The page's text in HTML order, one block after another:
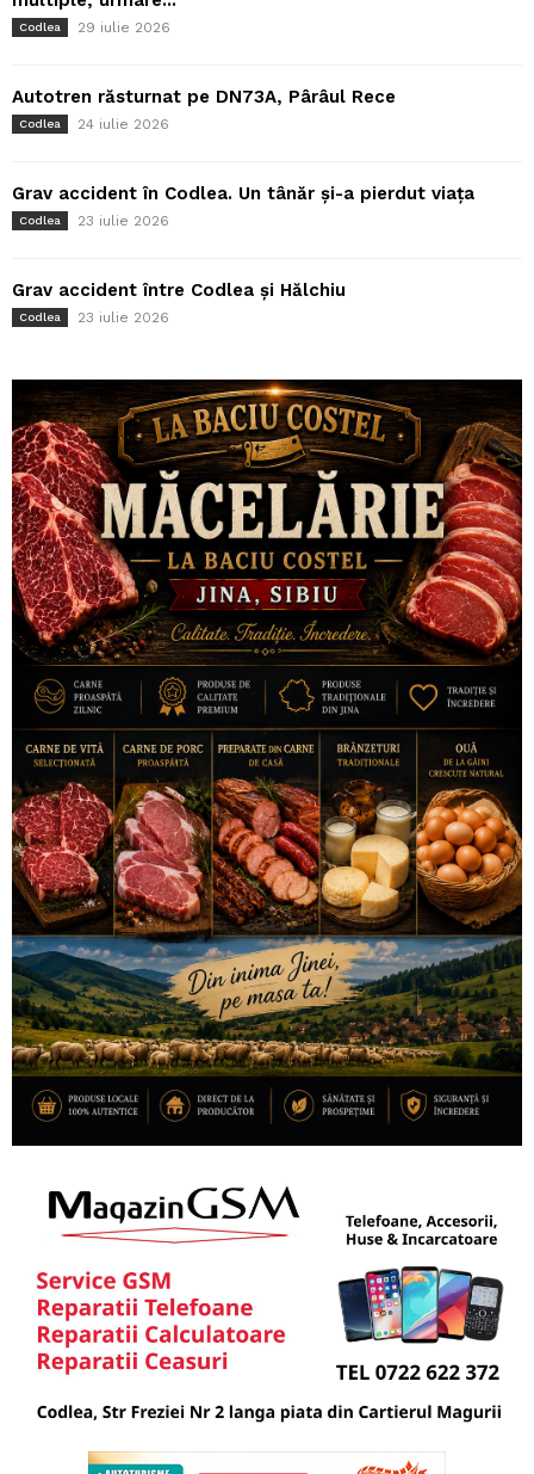
Codlea 29 iulie 2026
Autotren răsturnat pe DN73A, Pârâul Rece
Codlea 24 iulie 2026
Grav accident în Codlea. Un tânăr și-a pierdut viața
Codlea 23 iulie 2026
Grav accident între Codlea și Hălchiu
Codlea 23 iulie 2026